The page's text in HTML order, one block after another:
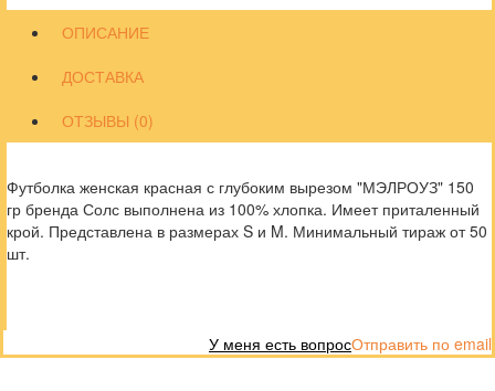
ОПИСАНИЕ
ДОСТАВКА
ОТЗЫВЫ (0)
Футболка женская красная с глубоким вырезом "МЭЛРОУЗ" 150
гр бренда Солс выполнена из 100% хлопка. Имеет приталенный
крой. Представлена в размерах S и M. Минимальный тираж от 50
шт.
Отправить по email
У меня есть вопрос